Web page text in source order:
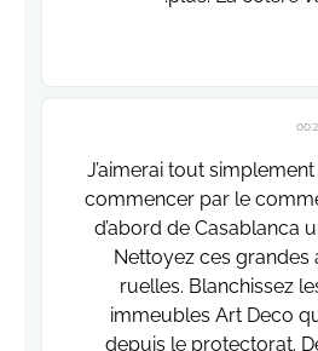
J’aimerai tout
commencer par le
d’abord de Casablanca
Nettoyez ces grandes
ruelles. Blanchissez
immeubles Art Deco
depuis le protectorat.